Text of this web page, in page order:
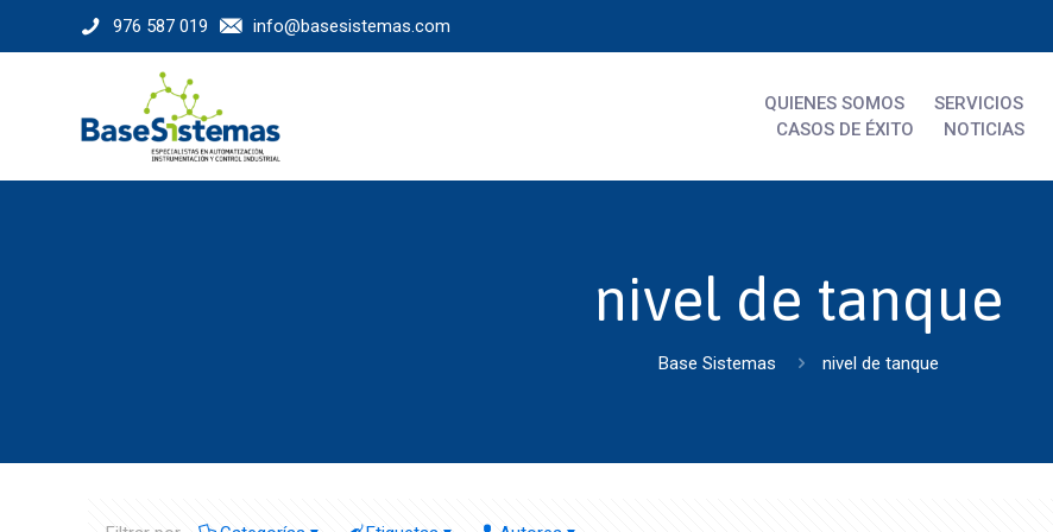
976 587 019 info@basesistemas.com
QUIENES SOMOS SERVICIOS
CASOS DE ÉXITO
NOTICIAS
nivel de tanque
Base Sistemas nivel de tanque